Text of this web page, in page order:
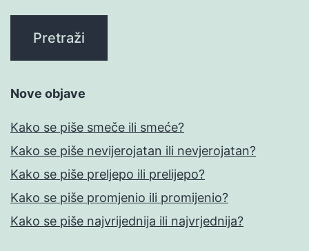
Nove objave
Kako se piše smeče ili smeće?
Kako se piše nevijerojatan ili nevjerojatan?
Kako se piše preljepo ili prelijepo?
Kako se piše promjenio ili promijenio?
Kako se piše najvrijednija ili najvrjednija?